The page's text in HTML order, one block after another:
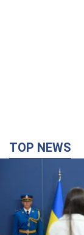
TOP NEWS